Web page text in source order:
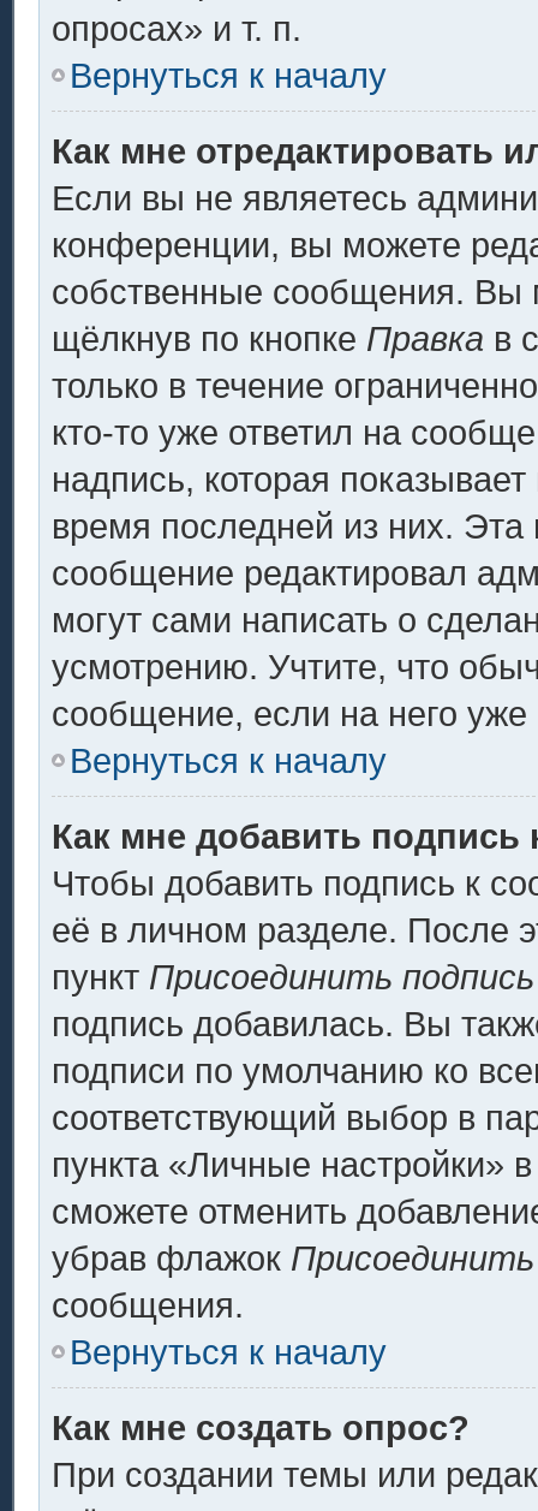
опросах» и т. п.
Вернуться к началу
Как мне отредактировать
Если вы не являетесь
конференции, вы можете
собственные сообщения. Вы
щёлкнув по кнопке Правка в
только в течение
кто-то уже ответил на
надпись, которая
время последней из них.
сообщение редактировал
могут сами написать о
усмотрению. Учтите, что
сообщение, если на него уже
Вернуться к началу
Как мне добавить
Чтобы добавить подпись к
её в личном разделе. После
пункт Присоединить подпись
подпись добавилась. Вы
подписи по умолчанию ко
соответствующий выбор в
пункта «Личные настройки»
сможете отменить
убрав флажок
сообщения.
Вернуться к началу
Как мне создать опрос?
При создании темы или